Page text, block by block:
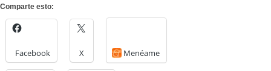
Comparte esto:
Facebook X Menéame